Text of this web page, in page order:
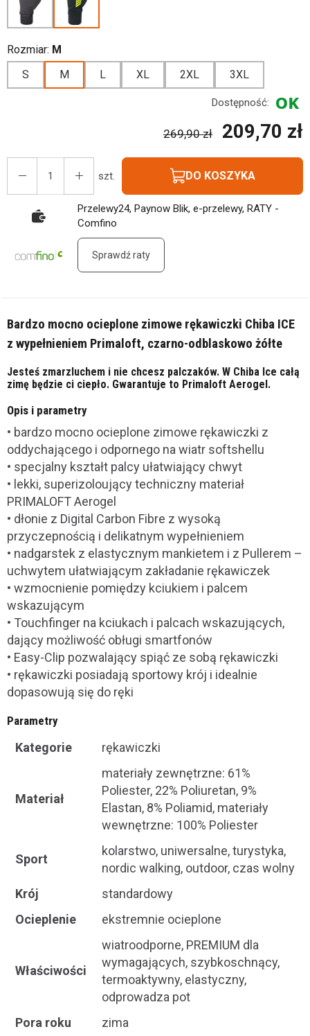
Rozmiar: M
S
M L XL 2XL 3XL
Dostępność:
269,90 zł 209,70 zł
szt. DO KOSZYKA
Przelewy24, Paynow Blik, e-przelewy, RATY -
Comfino
Sprawdź raty
Bardzo mocno ocieplone zimowe rękawiczki Chiba ICE
z wypełnieniem Primaloft, czarno-odblaskowo żółte
Jesteś zmarzluchem i nie chcesz palczaków. W Chiba Ice całą
zimę będzie ci ciepło. Gwarantuje to Primaloft Aerogel.
Opis i parametry
• bardzo mocno ocieplone zimowe rękawiczki z
oddychającego i odpornego na wiatr softshellu
• specjalny kształt palcy ułatwiający chwyt
• lekki, superizoloujący techniczny materiał
PRIMALOFT Aerogel
• dłonie z Digital Carbon Fibre z wysoką
przyczepnością i delikatnym wypełnieniem
• nadgarstek z elastycznym mankietem i z Pullerem –
uchwytem ułatwiającym zakładanie rękawiczek
• wzmocnienie pomiędzy kciukiem i palcem
wskazującym
• Touchfinger na kciukach i palcach wskazujących,
dający możliwość obługi smartfonów
• Easy-Clip pozwalający spiąć ze sobą rękawiczki
• rękawiczki posiadają sportowy krój i idealnie
dopasowują się do ręki
Parametry
Kategorie rękawiczki
Materiał
materiały zewnętrzne: 61%
Poliester, 22% Poliuretan, 9%
Elastan, 8% Poliamid, materiały
wewnętrzne: 100% Poliester
Sport
kolarstwo, uniwersalne, turystyka,
nordic walking, outdoor, czas wolny
Krój
standardowy
Ocieplenie
ekstremnie ocieplone
Właściwości
wiatroodporne, PREMIUM dla
wymagających, szybkoschnący,
termoaktywny, elastyczny,
odprowadza pot
Pora roku
zima